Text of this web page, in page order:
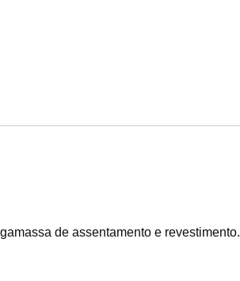
de assentamento e revestimento.